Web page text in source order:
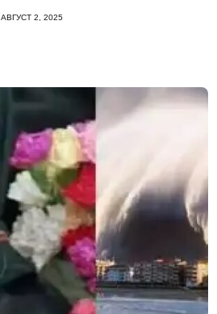
АВГУСТ 2, 2025